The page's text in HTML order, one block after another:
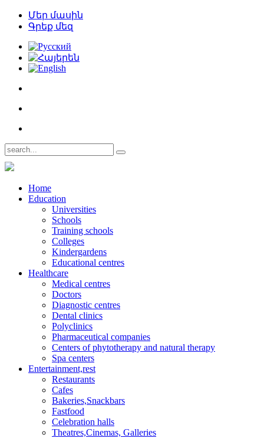
Մեր մասին
Գրեք մեզ
Home
Education
Universities
Schools
Training schools
Colleges
Kindergardens
Educational centres
Healthcare
Medical centres
Doctors
Diagnostic centres
Dental clinics
Polyclinics
Pharmaceutical companies
Centers of phytotherapy and natural therapy
Spa centers
Entertainment,rest
Restaurants
Cafes
Bakeries,Snackbars
Fastfood
Celebration halls
Theatres,Cinemas, Galleries